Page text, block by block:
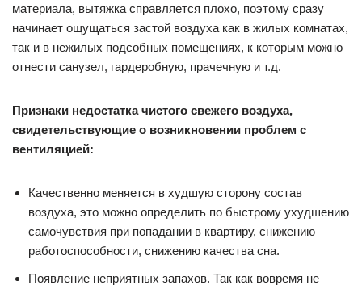
материала, вытяжка справляется плохо, поэтому сразу
начинает ощущаться застой воздуха как в жилых комнатах,
так и в нежилых подсобных помещениях, к которым можно
отнести санузел, гардеробную, прачечную и т.д.
Признаки недостатка чистого свежего воздуха,
свидетельствующие о возникновении проблем с
вентиляцией:
Качественно меняется в худшую сторону состав
воздуха, это можно определить по быстрому ухудшению
самочувствия при попадании в квартиру, снижению
работоспособности, снижению качества сна.
Появление неприятных запахов. Так как вовремя не